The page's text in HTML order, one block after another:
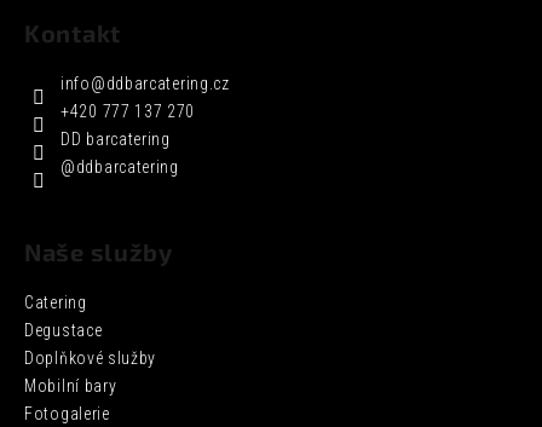
Kontakt
info@ddbarcatering.cz
+420 777 137 270
DD barcatering
@ddbarcatering
Naše služby
Catering
Degustace
Doplňkové služby
Mobilní bary
Fotogalerie